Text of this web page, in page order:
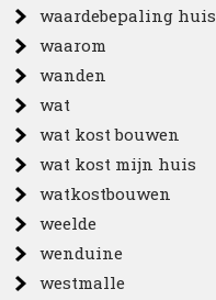
waardebepaling huis
waarom
wanden
wat
wat kost bouwen
wat kost mijn huis
watkostbouwen
weelde
wenduine
westmalle